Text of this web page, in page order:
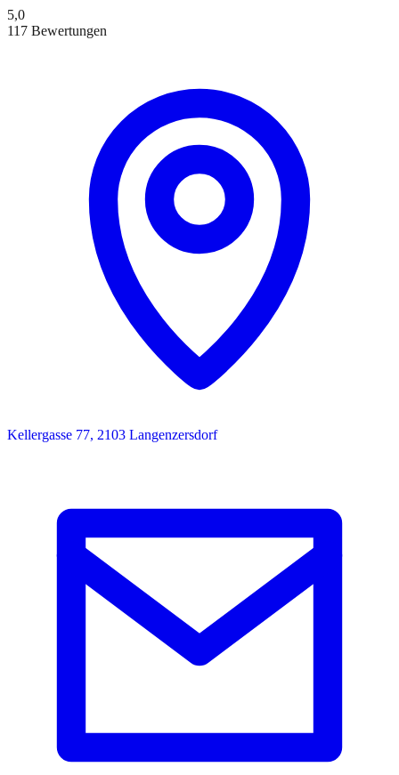
5,0
117 Bewertungen
Kellergasse 77, 2103 Langenzersdorf